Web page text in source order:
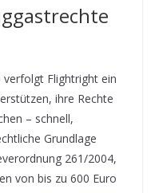
verfolgt Flightright ein
ihre Rechte
– schnell,
Grundlage
261/2004,
von bis zu 600 Euro